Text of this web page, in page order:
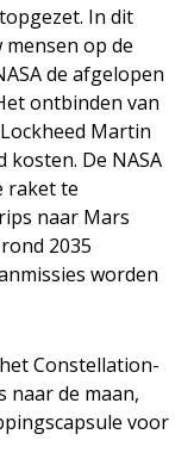
In dit
op de
de afgelopen
ontbinden van
Martin
kosten. De NASA
raket te
naar Mars
2035
worden
Constellation-
naar de maan,
voor